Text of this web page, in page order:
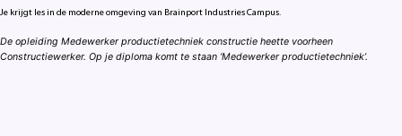
Je krijgt les in de moderne omgeving van Brainport Industries Campus.
De opleiding Medewerker productietechniek constructie heette voorheen
Constructiewerker. Op je diploma komt te staan ‘Medewerker productietechniek’.